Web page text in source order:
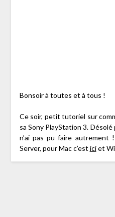
Bonsoir à toutes et à tous !
Ce soir, petit tutoriel sur
sa Sony PlayStation 3.
n’ai pas pu faire autrement
Server, pour Mac c’est iciet